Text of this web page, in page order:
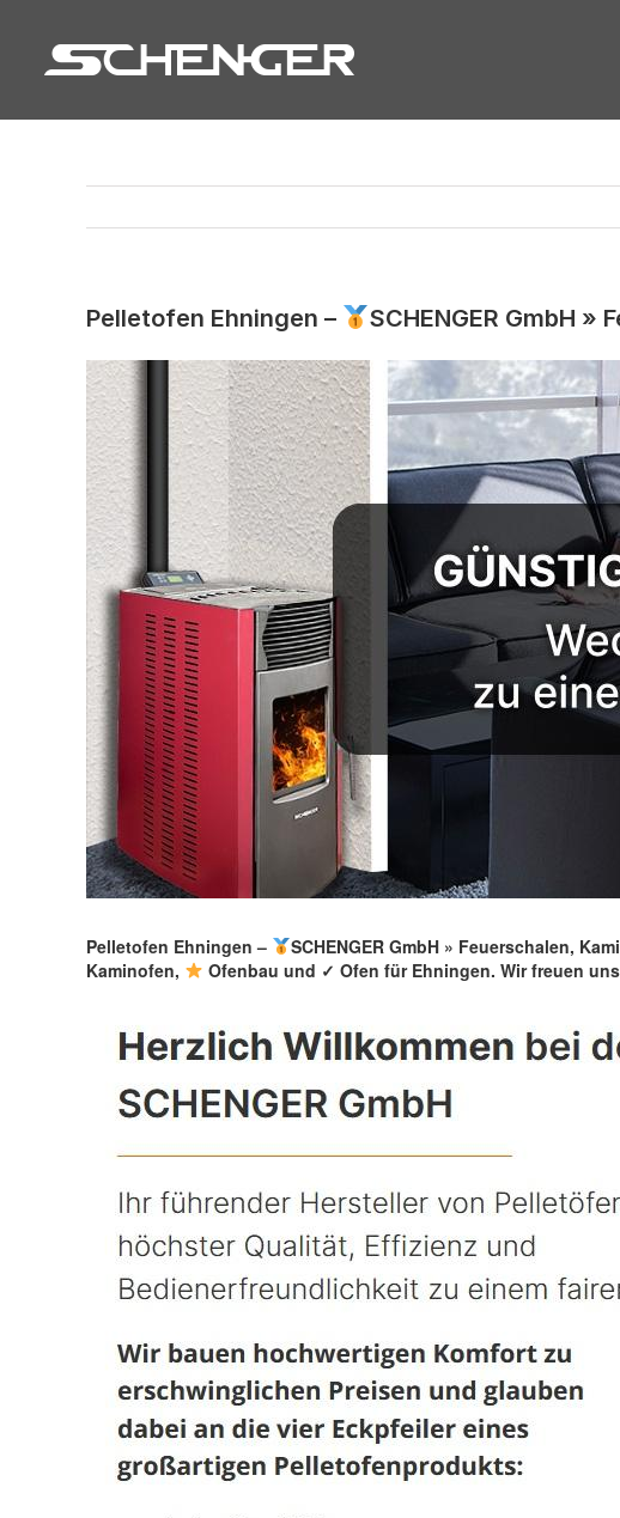
springen
Pelletofen Ehningen – SCHENGER GmbH
Pelletofen Ehningen – SCHENGER GmbH » Feuerschalen,
Kaminofen,
Ofenbau und ✓ Ofen für Ehningen. Wir freuen